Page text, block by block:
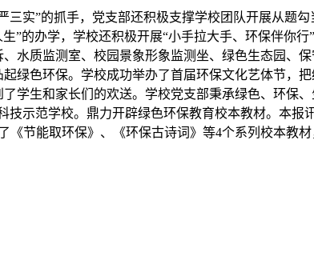
”的抓手，党支部还积极支撑学校团队开展从题
”的办学，学校还积极开展“小手拉大手、环保伴你
水质监测室、校园景象形象监测坐、绿色生态园、
绿色环保。学校成功举办了首届环保文化艺体节，
学生和家长们的欢送。学校党支部秉承绿色、环保
示范学校。鼎力开辟绿色环保教育校本教材。本
节能取环保》、《环保古诗词》等4个系列校本教材